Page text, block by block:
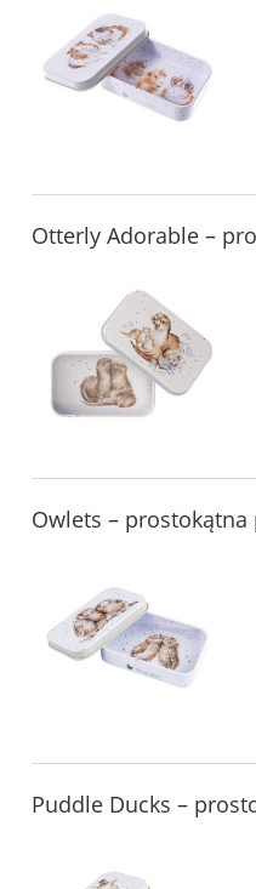
Otterly Adorable –
Owlets – prostokątna
Puddle Ducks –